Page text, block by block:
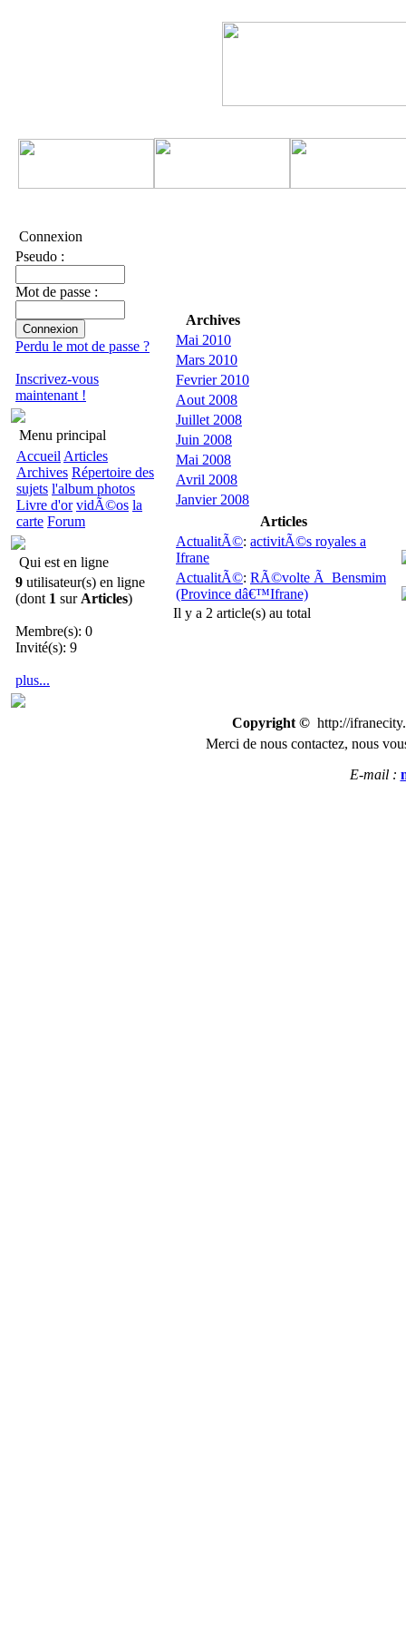
Connexion
Pseudo :
Mot de passe :
Perdu le mot de passe ?
Inscrivez-vous
maintenant !
Menu principal
Accueil Articles
Archives Répertoire des
sujets l'album photos
Livre d'or vidÃ©os la
carte Forum
Qui est en ligne
9 utilisateur(s) en ligne
(dont 1 sur Articles)
Membre(s): 0
Invité(s): 9
plus...
Archives
Mai 2010
Mars 2010
Fevrier 2010
Aout 2008
Juillet 2008
Juin 2008
Mai 2008
Avril 2008
Janvier 2008
Articles
ActualitÃ©: activitÃ©s royales a
Ifrane
ActualitÃ©: RÃ©volte Ã Bensmim
(Province dâ€™Ifrane)
Il y a 2 article(s) au total
Copyright ©http://
Merci de nous contactez, nous
E-mail :